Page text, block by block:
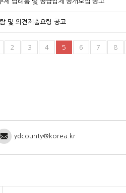
답례품 및 공급업체 공개모집 공고
및 의견제출요령 공고
2 3 4 5 6 7 8
ydcounty@korea.kr